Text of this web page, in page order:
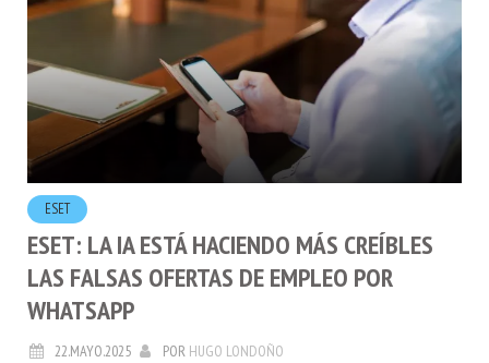
ESET
ESET: LA IA ESTÁ HACIENDO MÁS CREÍBLES
LAS FALSAS OFERTAS DE EMPLEO POR
WHATSAPP
22.MAYO.2025 POR HUGO LONDOÑO